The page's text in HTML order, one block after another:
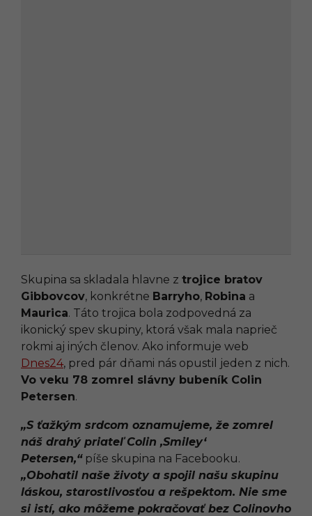
Skupina sa skladala hlavne z trojice bratov
Gibbovcov, konkrétne Barryho, Robina a
Maurica. Táto trojica bola zodpovedná za
ikonický spev skupiny, ktorá však mala naprieč
rokmi aj iných členov. Ako informuje web
Dnes24, pred pár dňami nás opustil jeden z nich.
Vo veku 78 zomrel slávny bubeník Colin
Petersen.
„S ťažkým srdcom oznamujeme, že zomrel
náš drahý priateľ Colin ‚Smiley‘
Petersen,“píše skupina na Facebooku.
„Obohatil naše životy a spojil našu skupinu
láskou, starostlivosťou a rešpektom. Nie sme
si istí, ako môžeme pokračovať bez Colinovho